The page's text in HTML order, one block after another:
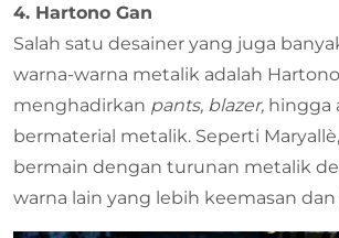
4. Hartono Gan
Salah satu desainer yang juga
warna-warna metalik adalah Hartono
menghadirkan pants, blazer, hingga
bermaterial metalik. Seperti
bermain dengan turunan metalik
warna lain yang lebih keemasan